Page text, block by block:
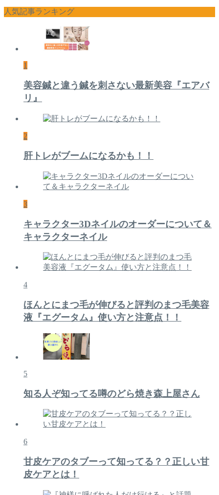
人気記事ランキング
1
美容鍼と違う鍼を刺さない最新美容『エアバ
リ』
2
肝トレがブームになるかも！！
3
キャラクター3Dネイルのオーダーについて＆
キャラクターネイル
4
ほんとにまつ毛が伸びると評判のまつ毛美容
液『エグータム』使い方と注意点！！
5
知る人ぞ知ってる噂のどら焼き森上屋さん
6
甘皮ケアのタブーって知ってる？？正しい甘
皮ケアとは！